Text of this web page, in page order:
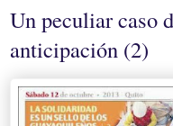
Un peculiar caso
anticipación (2)